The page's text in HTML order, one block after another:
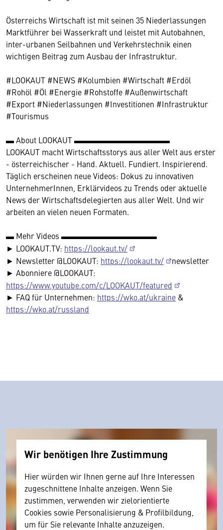
Österreichs Wirtschaft ist mit seinen 35 Niederlassungen
Marktführer bei Wasserkraft und leistet mit Autobahnen,
inter-urbanen Seilbahnen und Verkehrstechnik einen
wichtigen Beitrag zum Ausbau der Infrastruktur.
#LOOKAUT #NEWS #Kolumbien #Wirtschaft #Erdöl
#Rohöl #Öl #Energie #Rohstoffe #Außenwirtschaft
#Export #Niederlassungen #Investitionen #Infrastruktur
#Tourismus
▬ About LOOKAUT ▬▬▬▬▬▬▬▬▬▬▬▬
LOOKAUT macht Wirtschaftsstorys aus aller Welt aus erster
- österreichischer - Hand. Aktuell. Fundiert. Inspirierend.
Täglich erscheinen neue Videos: Dokus zu innovativen
UnternehmerInnen, Erklärvideos zu Trends oder aktuelle
News der Wirtschaftsdelegierten aus aller Welt. Und wir
arbeiten an vielen neuen Formaten.
▬ Mehr Videos ▬▬▬▬▬▬▬▬▬▬▬▬
► LOOKAUT.TV: https://lookaut.tv/
► Newsletter @LOOKAUT: https://lookaut.tv/
newsletter
► Abonniere @LOOKAUT:
https://www.youtube.com/c/LOOKAUT/featured
► FAQ für Unternehmen: https://wko.at/ukraine &
https://wko.at/russland
Wir benötigen Ihre Zustimmung
Hier würden wir Ihnen gerne auf Ihre Interessen
zugeschnittene Inhalte anzeigen. Wenn Sie
zustimmen, verwenden wir zielorientierte
Cookies sowie Personalisierung & Profilbildung,
um für Sie relevante Inhalte anzuzeigen.